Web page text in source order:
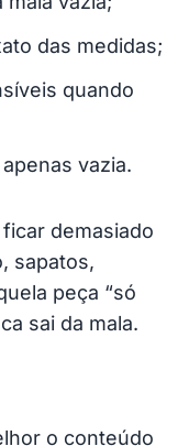
das medidas;
quando
vazia.
demasiado
sapatos,
peça “só
sai da mala.
o conteúdo